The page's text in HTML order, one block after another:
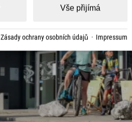
Vše přijímá
Zásady ochrany osobních údajů · Impressum